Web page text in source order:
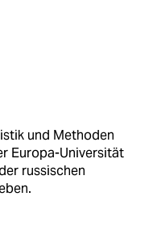
und Methoden
Europa-Universität
russischen